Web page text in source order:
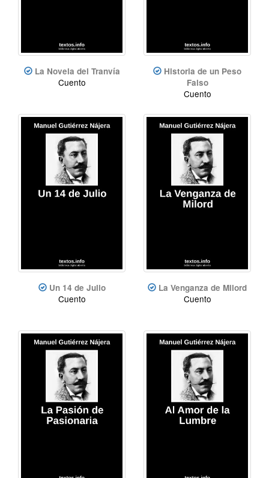
La Novela del Tranvía
Cuento
Historia de un Peso
Falso
Cuento
Un 14 de Julio
Cuento
La Venganza de Milord
Cuento